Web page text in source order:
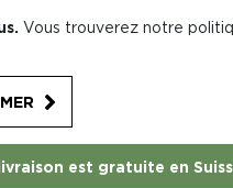
Vous trouverez notre
est gratuite en